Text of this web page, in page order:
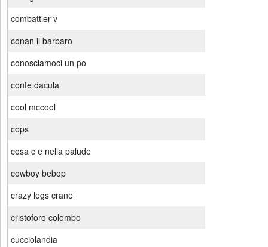
combattler v
conan il barbaro
conosciamoci un po
conte dacula
cool mccool
cops
cosa c e nella palude
cowboy bebop
crazy legs crane
cristoforo colombo
cucciolandia